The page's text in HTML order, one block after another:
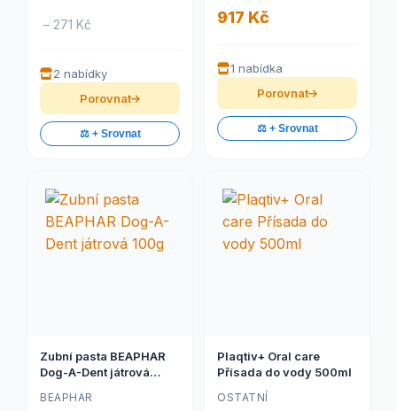
– 271 Kč
2 nabídky
Porovnat
⚖️ + Srovnat
917 Kč
1 nabídka
Porovnat
⚖️ + Srovnat
Zubní pasta BEAPHAR
Dog-A-Dent játrová
BEAPHAR
Plaqtiv+ Oral care
Přísada do vody 500ml
OSTATNÍ